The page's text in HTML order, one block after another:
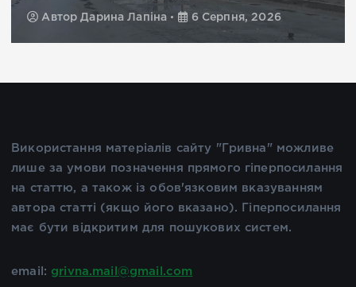
АвторДарина Лапіна 6 Серпня, 2026
Використання матеріалів сайту "Гривна" можливе
лише за умови позначення прямого гіперпосилання
на статтю, а також із обов'язковим вказуванням
автора статті (якщо його вказано). Гіперпосилання
має бути відкритим для пошукових систем.
email: grivna.mail@gmail.com